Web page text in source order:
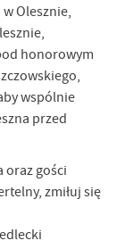
Olesznie,
honorowym
wspólnie
przed
oraz gości
zmiłuj się
i
w zakresie
częstotliwości,
nam na
ich
są
zgody na
najciekawsze
naszych
oraz Twoich
Treści